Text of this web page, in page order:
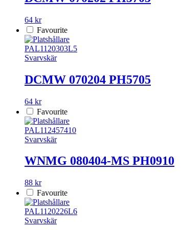
64 kr
Favourite
PAL1120303L5
Svarvskär
DCMW 070204 PH5705
64 kr
Favourite
PAL112457410
Svarvskär
WNMG 080404-MS PH0910
88 kr
Favourite
PAL1120226L6
Svarvskär